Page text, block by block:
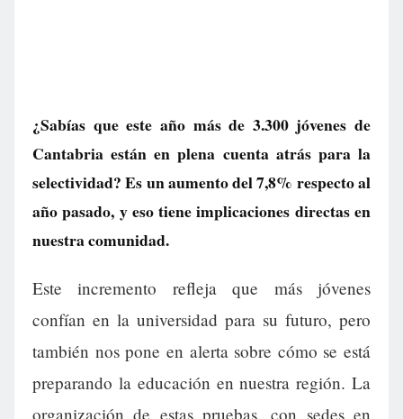
¿Sabías que este año más de 3.300 jóvenes de
Cantabria están en plena cuenta atrás para la
selectividad? Es un aumento del 7,8% respecto al
año pasado, y eso tiene implicaciones directas en
nuestra comunidad.
Este incremento refleja que más jóvenes
confían en la universidad para su futuro, pero
también nos pone en alerta sobre cómo se está
preparando la educación en nuestra región. La
organización de estas pruebas, con sedes en